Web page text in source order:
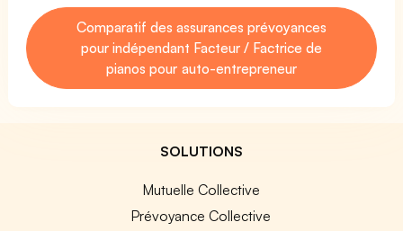
Comparatif des assurances prévoyances
pour indépendant Facteur / Factrice de
pianos pour auto-entrepreneur
SOLUTIONS
Mutuelle Collective
Prévoyance Collective